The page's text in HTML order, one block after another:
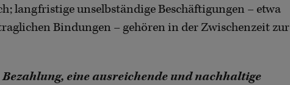
langfristige unselbständige Beschäftigungen – etwa
Bindungen – gehören in der Zwischenzeit zur
eine ausreichende und nachhaltige